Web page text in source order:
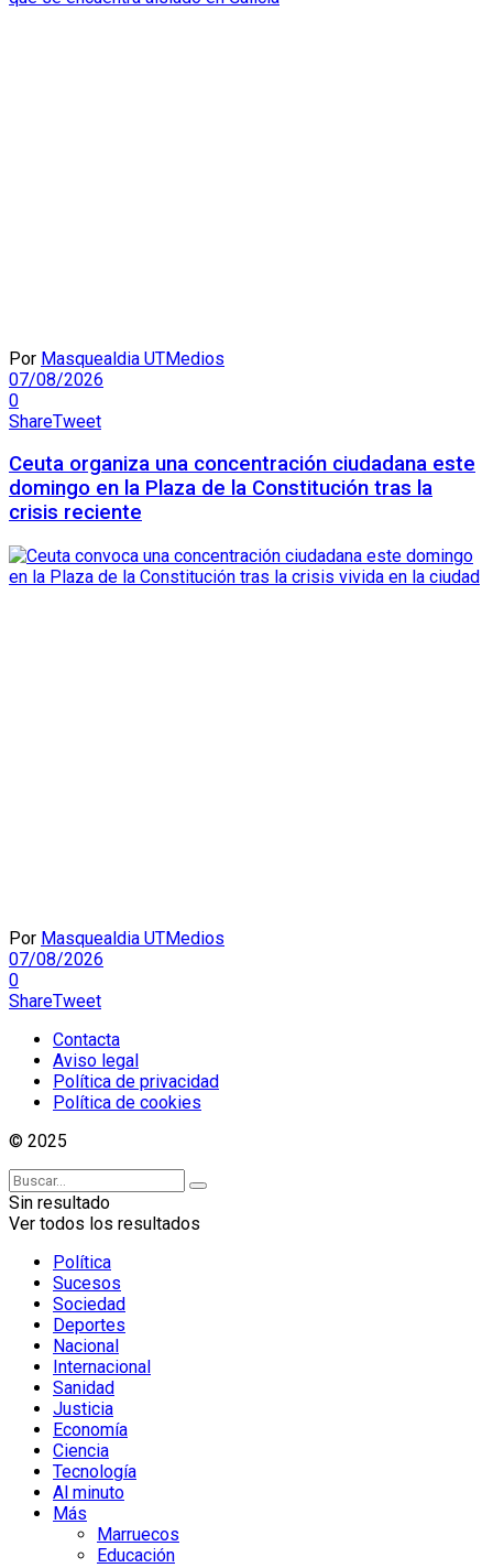
Por Masquealdia UTMedios
07/08/2026
0
ShareTweet
Ceuta organiza una concentración ciudadana este
domingo en la Plaza de la Constitución tras la
crisis reciente
Por Masquealdia UTMedios
07/08/2026
0
ShareTweet
Contacta
Aviso legal
Política de privacidad
Política de cookies
© 2025
Sin resultado
Ver todos los resultados
Política
Sucesos
Sociedad
Deportes
Nacional
Internacional
Sanidad
Justicia
Economía
Ciencia
Tecnología
Al minuto
Más
Marruecos
Educación